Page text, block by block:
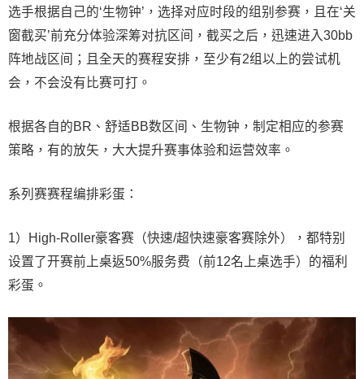
选手根据自己的‘生物钟’，选择对应时段的组别参赛，且在‘关
窗截买’前充分体验深筹对抗区间，截买之后，迅速进入30bb
阵地战区间；且全天的赛程安排，至少有2组以上的尝试机
会，不会没有比赛可打。
根据各自的BR、舒适BB数区间、生物钟，制定相应的参赛
策略，有的放矢，大大提升赛事体验和运营效率。
系列赛赛程编排彩蛋：
1）High-Roller豪客赛（快速/超快速豪客赛除外），都特别
设置了开赛前上桌返50%服务费（前12名上桌选手）的福利
彩蛋。